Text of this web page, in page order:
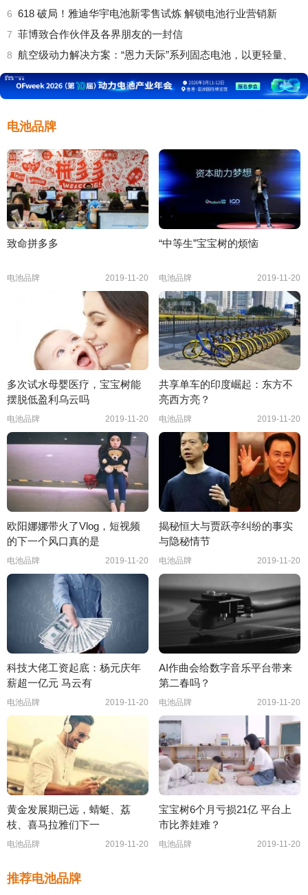
6 618 破局！雅迪华宇电池新零售试炼 解锁电池行业营销新
7 菲博致合作伙伴及各界朋友的一封信
8 航空级动力解决方案：“恩力天际”系列固态电池，以更轻量、
电池品牌
致命拼多多
电池品牌 2019-11-20
“中等生”宝宝树的烦恼
电池品牌 2019-11-20
多次试水母婴医疗，宝宝树能
摆脱低盈利乌云吗
电池品牌 2019-11-20
共享单车的印度崛起：东方不
亮西方亮？
电池品牌 2019-11-20
欧阳娜娜带火了Vlog，短视频
的下一个风口真的是
电池品牌 2019-11-20
揭秘恒大与贾跃亭纠纷的事实
与隐秘情节
电池品牌 2019-11-20
科技大佬工资起底：杨元庆年
薪超一亿元 马云有
电池品牌 2019-11-20
AI作曲会给数字音乐平台带来
第二春吗？
电池品牌 2019-11-20
黄金发展期已远，蜻蜓、荔
枝、喜马拉雅们下一
电池品牌 2019-11-20
宝宝树6个月亏损21亿 平台上
市比养娃难？
电池品牌 2019-11-20
推荐电池品牌